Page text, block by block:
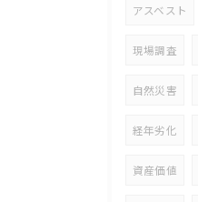
アスベスト
現場調査
自然災害
経年劣化
資産価値